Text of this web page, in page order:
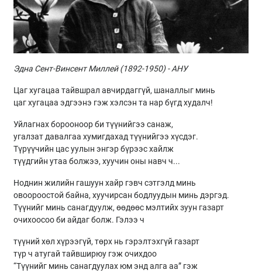
Эдна Сент-Винсент Миллей (1892-1950) - АНУ
Цаг хугацаа тайвшрал авчирдаггүй, шаналлыг минь
цаг хугацаа эдгээнэ гэж хэлсэн та нар бүгд худалч!
Уйлагнах борооноор би түүнийгээ санаж,
угалзат давалгаа хумигдахад түүнийгээ хүсдэг.
Түрүүчийн цас уулын энгэр бүрээс хайлж
түүдгийн утаа болжээ, хуучин оны навч ч...
Ноднин жилийн гашуун хайр гэвч сэтгэлд минь
овоороостой байна, хуучирсан бодлуудын минь дэргэд.
Түүнийг минь санагдуулж, өөдөөс мэлтийх зуун газарт
очихоосоо би айдаг болж. Гэлээ ч
түүний хөл хүрээгүй, төрх нь гэрэлтэхгүй газарт
түр ч атугай тайвширюу гэж очихдоо
“Түүнийг минь санагдуулах юм энд алга аа” гэж